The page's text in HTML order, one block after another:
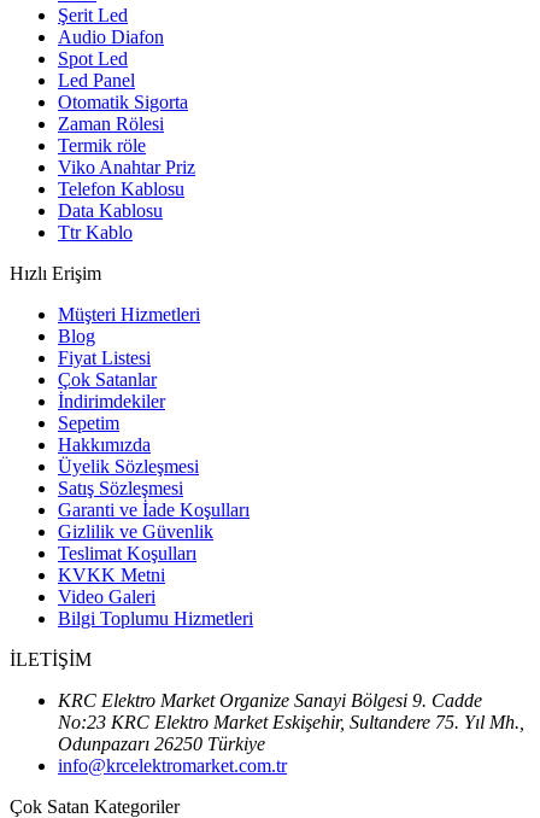
Şerit Led
Audio Diafon
Spot Led
Led Panel
Otomatik Sigorta
Zaman Rölesi
Termik röle
Viko Anahtar Priz
Telefon Kablosu
Data Kablosu
Ttr Kablo
Hızlı Erişim
Müşteri Hizmetleri
Blog
Fiyat Listesi
Çok Satanlar
İndirimdekiler
Sepetim
Hakkımızda
Üyelik Sözleşmesi
Satış Sözleşmesi
Garanti ve İade Koşulları
Gizlilik ve Güvenlik
Teslimat Koşulları
KVKK Metni
Video Galeri
Bilgi Toplumu Hizmetleri
İLETİŞİM
KRC Elektro Market Organize Sanayi Bölgesi 9. Cadde
No:23 KRC Elektro Market Eskişehir, Sultandere 75. Yıl Mh.,
Odunpazarı 26250 Türkiye
info@krcelektromarket.com.tr
Çok Satan Kategoriler